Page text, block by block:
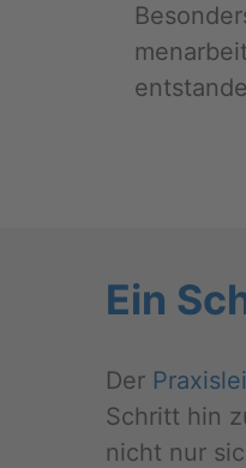
Ein
Der
Schritt hin
nicht nur